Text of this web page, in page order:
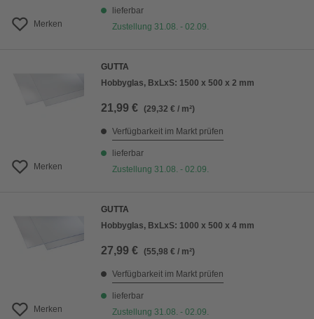
Merken
lieferbar
Zustellung 31.08. - 02.09.
Merken
GUTTA
Hobbyglas, BxLxS: 1500 x 500 x 2 mm
21,99 € (29,32 € / m²)
Verfügbarkeit im Markt prüfen
lieferbar
Zustellung 31.08. - 02.09.
Merken
GUTTA
Hobbyglas, BxLxS: 1000 x 500 x 4 mm
27,99 € (55,98 € / m²)
Verfügbarkeit im Markt prüfen
lieferbar
Zustellung 31.08. - 02.09.